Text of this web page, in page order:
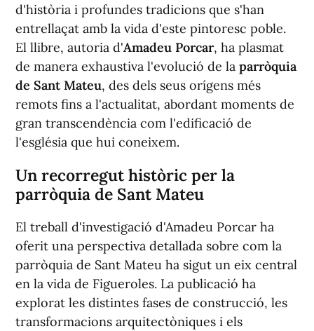
d'història i profundes tradicions que s'han
entrellaçat amb la vida d'este pintoresc poble.
El llibre, autoria d'Amadeu Porcar, ha plasmat
de manera exhaustiva l'evolució de la parròquia
de Sant Mateu, des dels seus orígens més
remots fins a l'actualitat, abordant moments de
gran transcendència com l'edificació de
l'església que hui coneixem.
Un recorregut històric per la
parròquia de Sant Mateu
El treball d'investigació d'Amadeu Porcar ha
oferit una perspectiva detallada sobre com la
parròquia de Sant Mateu ha sigut un eix central
en la vida de Figueroles. La publicació ha
explorat les distintes fases de construcció, les
transformacions arquitectòniques i els